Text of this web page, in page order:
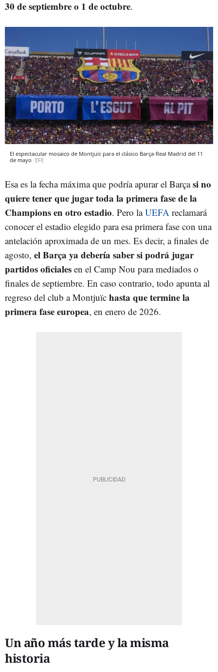
30 de septiembre o 1 de octubre.
El espectacular mosaico de Montjuïc para el clásico Barça-Real Madrid del 11
de mayo EFE
Esa es la fecha máxima que podría apurar el Barçasi no
quiere tener que jugar toda la primera fase de la
Champions en otro estadio. Pero laUEFA reclamará
conocer el estadio elegido para esa primera fase con una
antelación aproximada de un mes. Es decir, a finales de
agosto, el Barça ya debería saber si podrá jugar
partidos oficiales en el Camp Nou para mediados o
finales de septiembre. En caso contrario, todo apunta al
regreso del club a Montjuïc hasta que termine la
primera fase europea, en enero de 2026.
Un año más tarde y la misma
historia